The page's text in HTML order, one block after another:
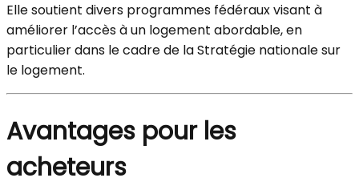
Elle soutient divers programmes fédéraux visant à
améliorer l’accès à un logement abordable, en
particulier dans le cadre de la Stratégie nationale sur
le logement.
Avantages pour les
acheteurs